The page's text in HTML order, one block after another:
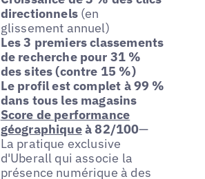
directionnels(en
glissement annuel)
Les 3 premiers classements
de recherche pour 31 %
des sites (contre 15 %)
Le profil est complet à 99 %
dans tous les magasins
Score de performance
géographiqueà 82/100—
La pratique exclusive
d'Uberall qui associe la
présence numérique à des